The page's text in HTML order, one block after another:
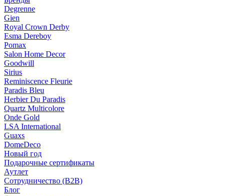
Degrenne
Gien
Royal Crown Derby
Esma Dereboy
Pomax
Salon Home Decor
Goodwill
Sirius
Reminiscence Fleurie
Paradis Bleu
Herbier Du Paradis
Quartz Multicolore
Onde Gold
LSA International
Guaxs
DomeDeco
Новый год
Подарочные сертификаты
Аутлет
Сотрудничество (B2B)
Блог